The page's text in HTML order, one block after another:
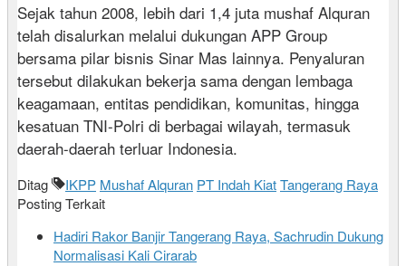
Sejak tahun 2008, lebih dari 1,4 juta mushaf Alquran
telah disalurkan melalui dukungan APP Group
bersama pilar bisnis Sinar Mas lainnya. Penyaluran
tersebut dilakukan bekerja sama dengan lembaga
keagamaan, entitas pendidikan, komunitas, hingga
kesatuan TNI-Polri di berbagai wilayah, termasuk
daerah-daerah terluar Indonesia.
Ditag IKPP Mushaf Alquran PT Indah KiatTangerang Raya
Posting Terkait
Hadiri Rakor Banjir Tangerang Raya, Sachrudin Dukung
Normalisasi Kali Cirarab